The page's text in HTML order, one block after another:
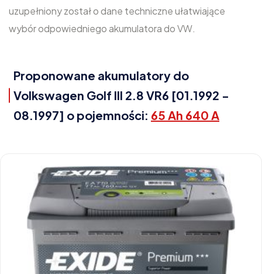
uzupełniony został o dane techniczne ułatwiające
wybór odpowiedniego akumulatora do VW.
Proponowane akumulatory do
Volkswagen Golf III 2.8 VR6 [01.1992 -
08.1997] o pojemności: 65 Ah 640 A